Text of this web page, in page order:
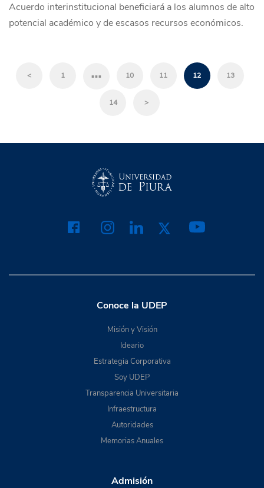
Acuerdo interinstitucional beneficiará a los alumnos de alto
potencial académico y de escasos recursos económicos.
< 1 … 10 11 12 13
14 >
Conoce la UDEP
Misión y Visión
Ideario
Estrategia Corporativa
Soy UDEP
Transparencia Universitaria
Infraestructura
Autoridades
Memorias Anuales
Admisión